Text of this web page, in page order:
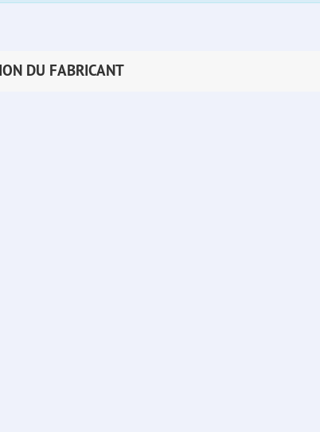
DU FABRICANT